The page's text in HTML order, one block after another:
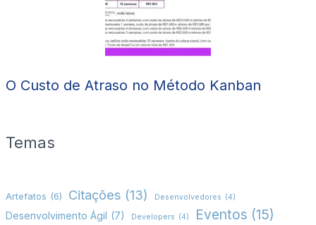
O Custo de Atraso no Método Kanban
Temas
Artefatos (6) Citações (13) Desenvolvedores (4)
Desenvolvimento Ágil (7) Developers (4) Eventos (15)